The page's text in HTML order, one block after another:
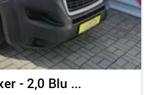
- 2,0 Blu ...